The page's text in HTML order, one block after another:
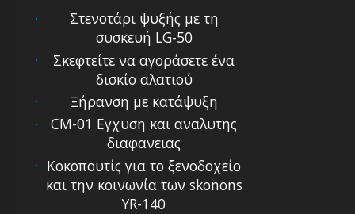
Στενοτάρι ψυξής με τη
συσκευή LG-50
Σκεφτείτε να αγοράσετε ένα
δισκίο αλατιού
Ξήρανση με κατάψυξη
CM-01 Εγχυση και αναλυτης
διαφανειας
Κοκοπουτίς για το ξενοδοχείο
και την κοινωνία των skonons
YR-140